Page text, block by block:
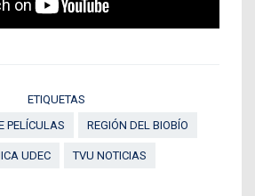
ETIQUETAS
PELÍCULAS REGIÓN DEL BIOBÍO
UDEC TVU NOTICIAS